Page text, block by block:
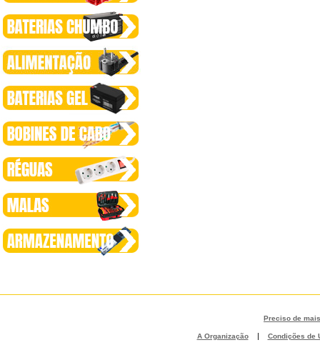
Preciso de
A Organização | Condições de